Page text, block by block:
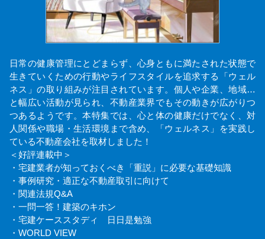
日常の健康管理にとどまらず、心身ともに満たされた状態で
生きていくための行動やライフスタイルを追求する「ウェル
ネス」の取り組みが注目されています。個人や企業、地域…
と幅広い活動が見られ、不動産業界でもその動きが広がりつ
つあるようです。本特集では、心と体の健康だけでなく、対
人関係や職場・生活環境まで含め、「ウェルネス」を実践し
ている不動産会社を取材しました！
＜好評連載中＞
・宅建業者が知っておくべき「重説」に必要な基礎知識
・事例研究・適正な不動産取引に向けて
・関連法規Q&A
・一問一答！建築のキホン
・宅建ケーススタディ 日日是勉強
・WORLD VIEW